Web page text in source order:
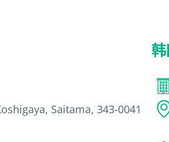
Saitama, 343-0041